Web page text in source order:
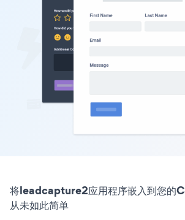
将leadcapture2应用程序嵌入到您的
从未如此简单